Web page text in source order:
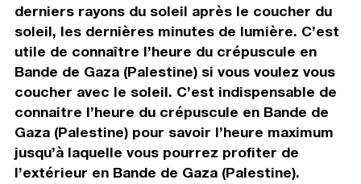
derniers rayons du soleil après le coucher du
soleil, les dernières minutes de lumière. C’est
utile de connaître l’heure du crépuscule en
Bande de Gaza (Palestine) si vous voulez vous
coucher avec le soleil. C’est indispensable de
connaitre l’heure du crépuscule en Bande de
Gaza (Palestine) pour savoir l’heure maximum
jusqu’à laquelle vous pourrez profiter de
l’extérieur en Bande de Gaza (Palestine).